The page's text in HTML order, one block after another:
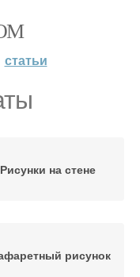
статьи
Рисунки на стене
рисунок